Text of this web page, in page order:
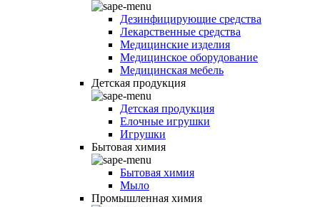
Дезинфицирующие средства
Лекарственные средства
Медицинские изделия
Медицинское оборудование
Медицинская мебель
Детская продукция
Детская продукция
Елочные игрушки
Игрушки
Бытовая химия
Бытовая химия
Мыло
Промышленная химия